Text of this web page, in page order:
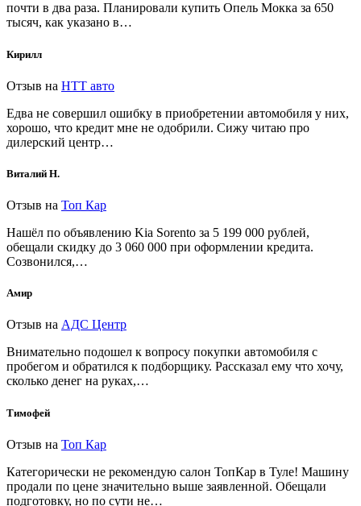
почти в два раза. Планировали купить Опель Мокка за 650
тысяч, как указано в…
Кирилл
Отзыв на НТТ авто
Едва не совершил ошибку в приобретении автомобиля у них,
хорошо, что кредит мне не одобрили. Сижу читаю про
дилерский центр…
Виталий Н.
Отзыв на Топ Кар
Нашёл по объявлению Kia Sorento за 5 199 000 рублей,
обещали скидку до 3 060 000 при оформлении кредита.
Созвонился,…
Амир
Отзыв на АДС Центр
Внимательно подошел к вопросу покупки автомобиля с
пробегом и обратился к подборщику. Рассказал ему что хочу,
сколько денег на руках,…
Тимофей
Отзыв на Топ Кар
Категорически не рекомендую салон ТопКар в Туле! Машину
продали по цене значительно выше заявленной. Обещали
подготовку, но по сути не…